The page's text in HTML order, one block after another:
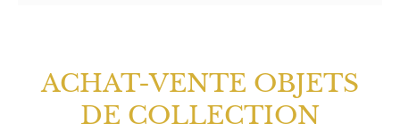
ACHAT-VENTE OBJETS
DE COLLECTION